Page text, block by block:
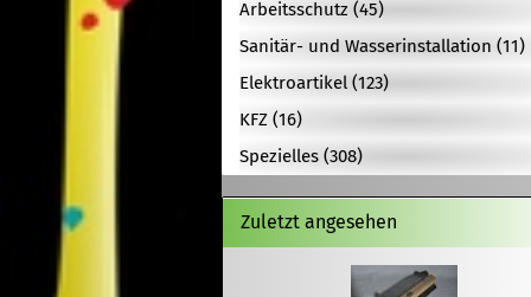
Arbeitsschutz (45)
Sanitär- und Wasserinstallation (11)
Elektroartikel (123)
KFZ (16)
Spezielles (308)
Zuletzt angesehen